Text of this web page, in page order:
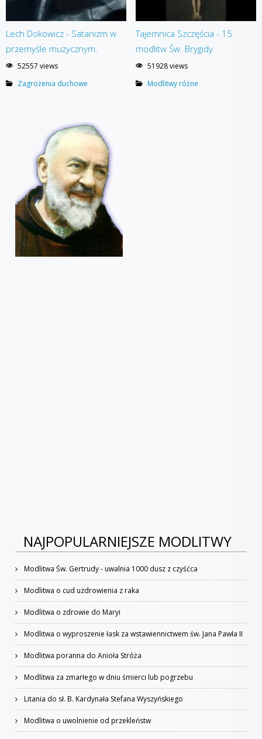
Lech Dokowicz - Satanizm w
przemyśle muzycznym.
52557 views
Zagrożenia duchowe
Tajemnica Szczęścia - 15
modlitw Św. Brygidy
51928 views
Modlitwy różne
NAJPOPULARNIEJSZE MODLITWY
Modlitwa Św. Gertrudy - uwalnia 1000 dusz z czyśćca
Modlitwa o cud uzdrowienia z raka
Modlitwa o zdrowie do Maryi
Modlitwa o wyproszenie łask za wstawiennictwem św. Jana Pawła II
Modlitwa poranna do Anioła Stróża
Modlitwa za zmarłego w dniu śmierci lub pogrzebu
Litania do sł. B. Kardynała Stefana Wyszyńskiego
Modlitwa o uwolnienie od przekleństw